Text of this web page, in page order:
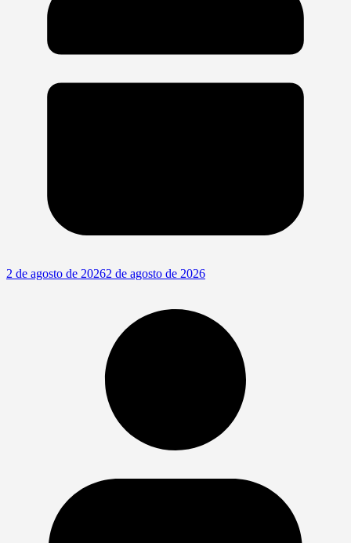
2 de agosto de 20262 de agosto de 2026